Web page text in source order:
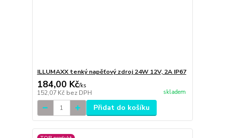
ILLUMAXX tenký napěťový zdroj 24W 12V, 2A IP67
184,00 Kč/ks
152,07 Kč bez DPH skladem
Přidat do košíku